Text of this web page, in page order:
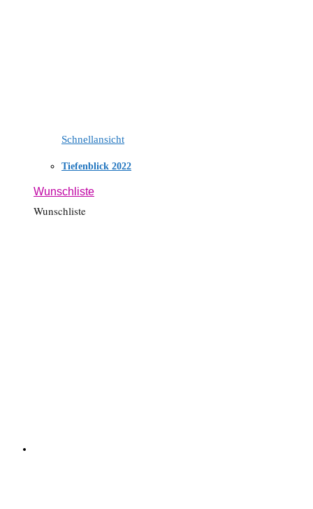
Schnellansicht
Tiefenblick 2022
Wunschliste
Wunschliste